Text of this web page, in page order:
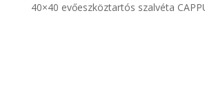
40×40 evőeszköztartós szalvéta